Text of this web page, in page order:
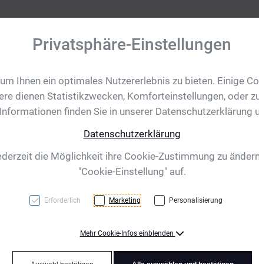
Ihre Eventanfrage Shop für CH/
Privatsphäre-Einstellungen
Ihnen ein optimales Nutzererlebnis zu bieten. Einige
dienen Statistikzwecken, Komforteinstellungen, oder
finden Sie in unserer Datenschutzerklärung
Datenschutzerklärung
die Möglichkeit ihre Cookie-Zustimmung zu
"Cookie-Einstellung" auf.
Erforderlich Marketing Personalisierung
Mehr Cookie-Infos einblenden